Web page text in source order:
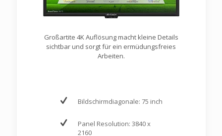
Großartite 4K Auflösung macht kleine Details
sichtbar und sorgt für ein ermüdungsfreies
Arbeiten.
Bildschirmdiagonale: 75 inch
Panel Resolution: 3840 x
2160